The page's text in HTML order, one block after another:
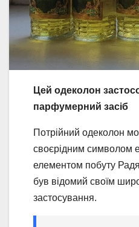
Цей одеколон
парфумерний засіб
Потрійний одеколон
своєрідним символом
елементом побуту
був відомий своїм
застосування.